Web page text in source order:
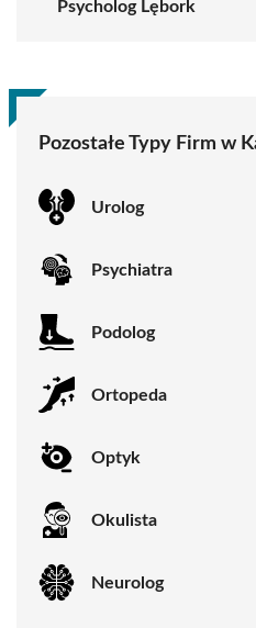
Psycholog Lębork
Pozostałe Typy Firm w
Urolog
Psychiatra
Podolog
Ortopeda
Optyk
Okulista
Neurolog